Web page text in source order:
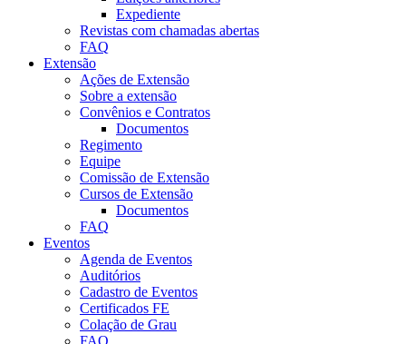
Expediente
Revistas com chamadas abertas
FAQ
Extensão
Ações de Extensão
Sobre a extensão
Convênios e Contratos
Documentos
Regimento
Equipe
Comissão de Extensão
Cursos de Extensão
Documentos
FAQ
Eventos
Agenda de Eventos
Auditórios
Cadastro de Eventos
Certificados FE
Colação de Grau
FAQ